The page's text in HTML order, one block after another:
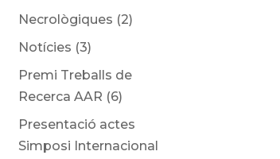
Necrològiques (2)
Notícies (3)
Premi Treballs de
Recerca AAR (6)
Presentació actes
Simposi Internacional